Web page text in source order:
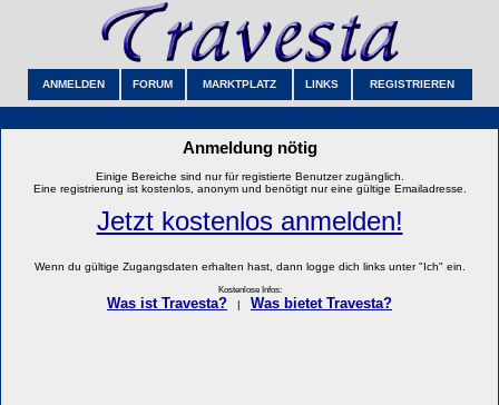
ANMELDEN FORUM MARKTPLATZ LINKS REGISTRIEREN
Anmeldung nötig
Einige Bereiche sind nur für registierte Benutzer zugänglich.
Eine registrierung ist kostenlos, anonym und benötigt nur eine gültige Emailadresse.
Jetzt kostenlos anmelden!
Wenn du gültige Zugangsdaten erhalten hast, dann logge dich links unter "Ich" ein.
Kostenlose Infos:
Was ist Travesta? Was bietet Travesta?